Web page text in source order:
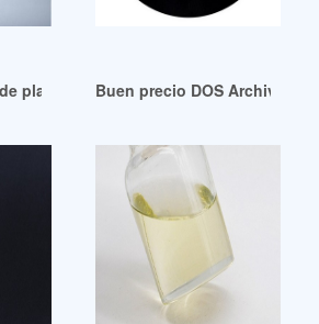
plastificante Sebacato de Dioctilo de
Buen precio DOS Archives-